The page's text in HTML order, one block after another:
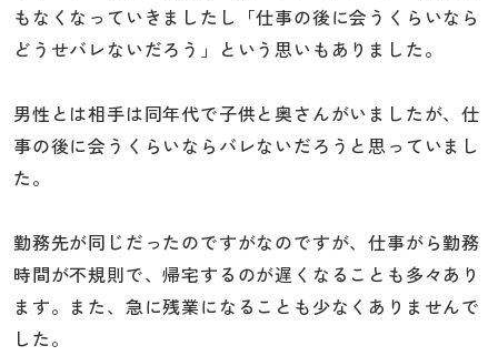
もなくなっていきましたし「仕事の後に会うくらいなら
どうせバレないだろう」という思いもありました。
男性とは相手は同年代で子供と奥さんがいましたが、仕
事の後に会うくらいならバレないだろうと思っていまし
た。
勤務先が同じだったのですがなのですが、仕事がら勤務
時間が不規則で、帰宅するのが遅くなることも多々あり
ます。また、急に残業になることも少なくありませんで
した。